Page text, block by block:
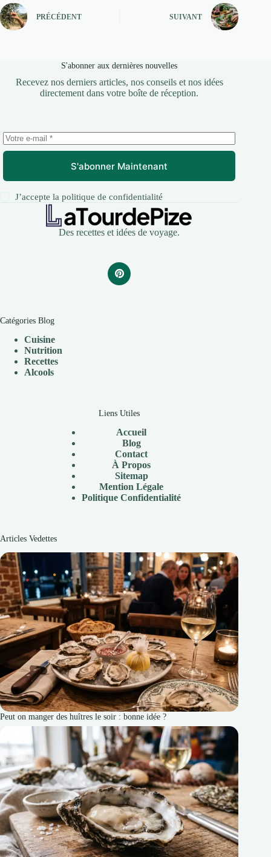
PRÉCÉDENT SUIVANT
S'abonner aux dernières nouvelles
Recevez nos derniers articles, nos conseils et nos idées
directement dans votre boîte de réception.
S'abonner Maintenant
J’accepte lapolitique de confidentialité
Des recettes et idées de voyage.
Catégories Blog
Cuisine
Nutrition
Recettes
Alcools
Liens Utiles
Accueil
Blog
Contact
À Propos
Sitemap
Mention Légale
Politique Confidentialité
Articles Vedettes
Peut on manger des huîtres le soir : bonne idée ?